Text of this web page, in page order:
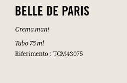
BELLE DE PARIS
Crema mani
Tubo 75 ml
Riferimento : TCM43075